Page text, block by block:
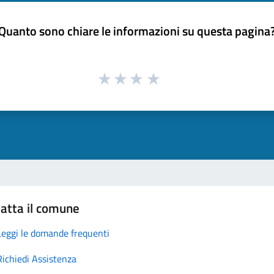
sono chiare le informazioni su questa
il comune
le domande frequenti
Assistenza